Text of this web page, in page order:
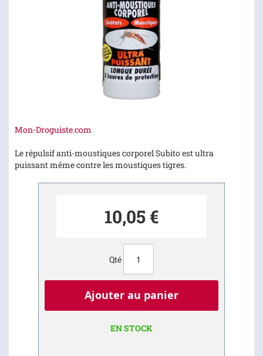
Mon-Droguiste.com
Le répulsif anti-moustiques corporel Subito est ultra
puissant même contre les moustiques tigres.
10,05 €
Qté
Ajouter au panier
EN STOCK
Skip
the
beginning